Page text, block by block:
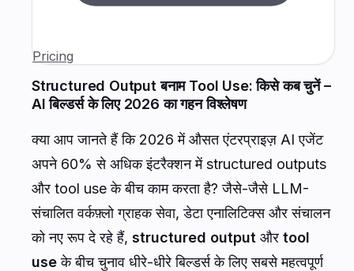
Pricing
Structured Output बनाम Tool Use: किसे कब चुनें –
AI बिल्डर्स के लिए 2026 का गहन विश्लेषण
क्या आप जानते हैं कि 2026 में औसत एंटरप्राइज़ AI एजेंट
अपने 60% से अधिक इंटरैक्शन में structured outputs
और tool use के बीच काम करता है? जैसे-जैसे LLM-
संचालित वर्कफ़्लो ग्राहक सेवा, डेटा एनालिटिक्स और संचालन
को नए रूप दे रहे हैं, structured output और tool
useके बीच चुनाव धीरे-धीरे बिल्डर्स के लिए सबसे महत्वपूर्ण